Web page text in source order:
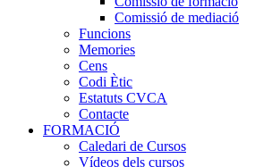
Comissió de mediació
Funcions
Memories
Cens
Codi Ètic
Estatuts CVCA
Contacte
FORMACIÓ
Caledari de Cursos
Vídeos dels cursos